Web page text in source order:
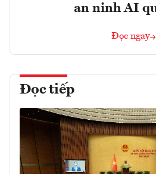
an ninh AI
Đọc ngay
Đọc tiếp